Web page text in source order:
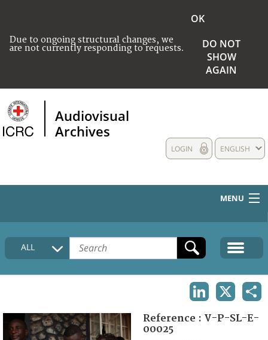
Due to ongoing structural changes, we
are not currently responding to requests.
OK
DO NOT
SHOW
AGAIN
Audiovisual
Archives
ENGLISH
LOGIN
MENU
HOME
COLLECTIONS DESCRIPTION
FAQ
ALL
Reference : V-P-SL-E-
00025